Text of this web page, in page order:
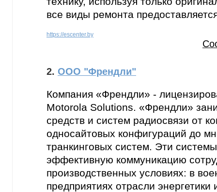
все виды ремонта
https://escenter.by
2. ООО "Френдли"
Компания «Френдли» -
Motorola Solutions. «Френдли»
средств и систем радиосвязи от
односайтовых конфигураций до
транкинговых систем. Эти
эффективную коммуникацию
производственных условиях: в
предприятиях отрасли энергетики